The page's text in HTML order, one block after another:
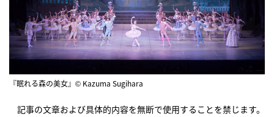
『眠れる森の美女』© Kazuma Sugihara
記事の文章および具体的内容を無断で使用することを禁じます。